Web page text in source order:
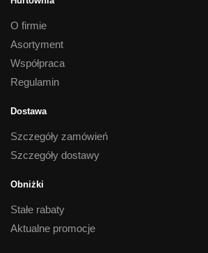
O firmie
Asortyment
Współpraca
Regulamin
Dostawa
Szczegóły zamówień
Szczegóły dostawy
Obniżki
Stałe rabaty
Aktualne promocje